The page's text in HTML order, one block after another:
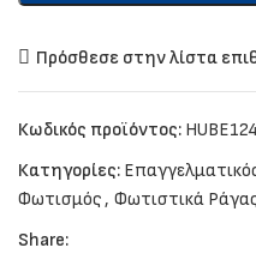
Πρόσθεσε στην λίστα
Κωδικός προϊόντος:
Κατηγορίες:
Φωτισμός, Φωτιστικά
Share: